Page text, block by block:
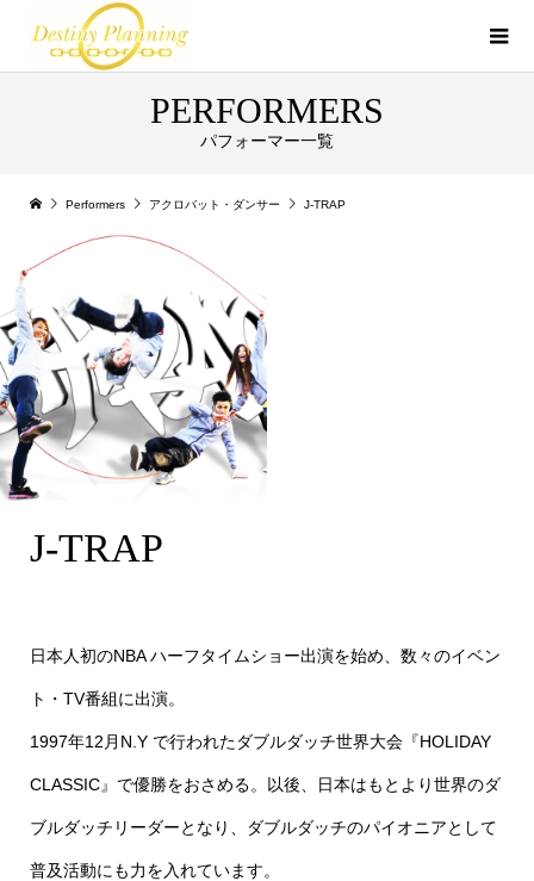
PERFORMERS
パフォーマー一覧
Performers アクロバット・ダンサー J-TRAP
J-TRAP
日本人初のNBA ハーフタイムショー出演を始め、数々のイベン
ト・TV番組に出演。
1997年12月N.Y で行われたダブルダッチ世界大会『HOLIDAY
CLASSIC』で優勝をおさめる。以後、日本はもとより世界のダ
ブルダッチリーダーとなり、ダブルダッチのパイオニアとして
普及活動にも力を入れています。